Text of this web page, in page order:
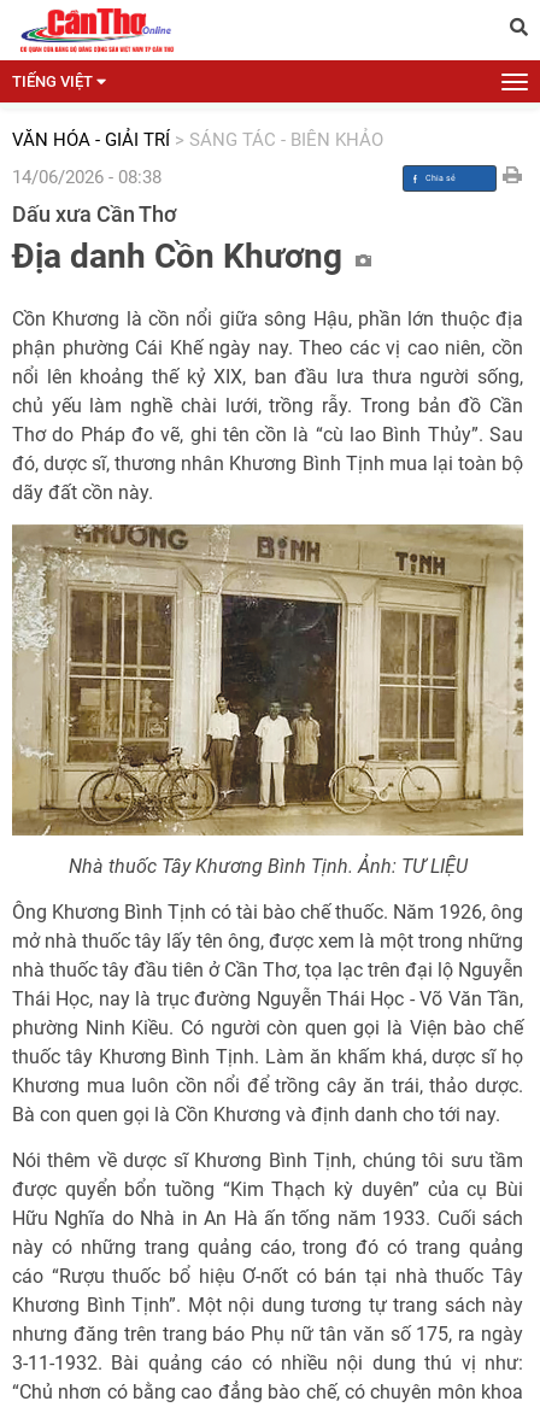
TIẾNG VIỆT
VĂN HÓA - GIẢI TRÍ > SÁNG TÁC - BIÊN KHẢO
14/06/2026 - 08:38
Dấu xưa Cần Thơ
Địa danh Cồn Khương
Cồn Khương là cồn nổi giữa sông Hậu, phần lớn thuộc địa
phận phường Cái Khế ngày nay. Theo các vị cao niên, cồn
nổi lên khoảng thế kỷ XIX, ban đầu lưa thưa người sống,
chủ yếu làm nghề chài lưới, trồng rẫy. Trong bản đồ Cần
Thơ do Pháp đo vẽ, ghi tên cồn là “cù lao Bình Thủy”. Sau
đó, dược sĩ, thương nhân Khương Bình Tịnh mua lại toàn bộ
dãy đất cồn này.
Nhà thuốc Tây Khương Bình Tịnh. Ảnh: TƯ LIỆU
Ông Khương Bình Tịnh có tài bào chế thuốc. Năm 1926, ông
mở nhà thuốc tây lấy tên ông, được xem là một trong những
nhà thuốc tây đầu tiên ở Cần Thơ, tọa lạc trên đại lộ Nguyễn
Thái Học, nay là trục đường Nguyễn Thái Học - Võ Văn Tần,
phường Ninh Kiều. Có người còn quen gọi là Viện bào chế
thuốc tây Khương Bình Tịnh. Làm ăn khấm khá, dược sĩ họ
Khương mua luôn cồn nổi để trồng cây ăn trái, thảo dược.
Bà con quen gọi là Cồn Khương và định danh cho tới nay.
Nói thêm về dược sĩ Khương Bình Tịnh, chúng tôi sưu tầm
được quyển bổn tuồng “Kim Thạch kỳ duyên” của cụ Bùi
Hữu Nghĩa do Nhà in An Hà ấn tống năm 1933. Cuối sách
này có những trang quảng cáo, trong đó có trang quảng
cáo “Rượu thuốc bổ hiệu Ơ-nốt có bán tại nhà thuốc Tây
Khương Bình Tịnh”. Một nội dung tương tự trang sách này
nhưng đăng trên trang báo Phụ nữ tân văn số 175, ra ngày
3-11-1932. Bài quảng cáo có nhiều nội dung thú vị như:
“Chủ nhơn có bằng cao đẳng bào chế, có chuyên môn khoa